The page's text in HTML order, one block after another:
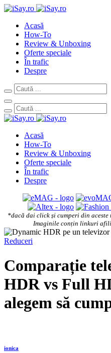
Acasă
How-To
Review & Unboxing
Oferte speciale
În trafic
Despre
Acasă
How-To
Review & Unboxing
Oferte speciale
În trafic
Despre
*dacă dai click și cumperi din aceste
Imaginile conțin linkuri
Reduceri
Comparație
HDR vs Full
alegem să
ionica